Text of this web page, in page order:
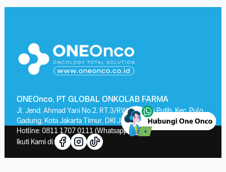
ONEOnco, PT GLOBAL ONKOLAB FARMA
Jl. Jend. Ahmad Yani No.2, RT.3/RW.13, Kayu Putih, Kec. Pulo
Gadung, Kota Jakarta Timur, DKI Jakarta 13210
Hotline: 0811 1707 0111 (Whatsapp)
Ikuti Kami di: